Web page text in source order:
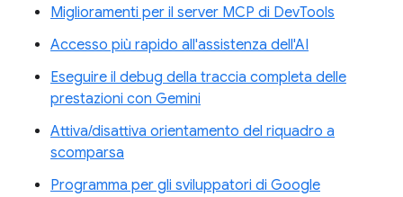
Miglioramenti per il server MCP di DevTools
Accesso più rapido all'assistenza dell'AI
Eseguire il debug della traccia completa delle
prestazioni con Gemini
Attiva/disattiva orientamento del riquadro a
scomparsa
Programma per gli sviluppatori di Google